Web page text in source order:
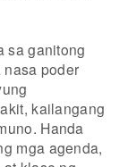
sa ganitong
poder
kailangang
Handa
mga agenda,